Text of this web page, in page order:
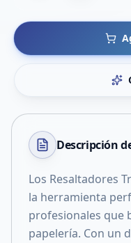
Descripción
Los Resaltadores
la herramienta
profesionales que
papelería. Con un